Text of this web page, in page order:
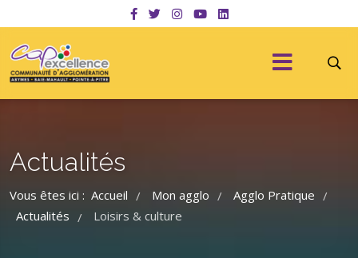
Actualités
Vous êtes ici : Accueil / Mon agglo / Agglo Pratique /
Actualités / Loisirs & culture